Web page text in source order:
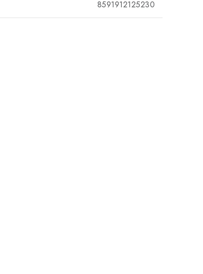
8591912125230